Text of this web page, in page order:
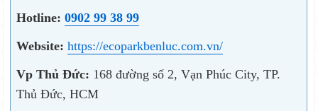
Hotline:0902 99 38 99
Website:https://ecoparkbenluc.com.vn/
Vp Thủ Đức: 168 đường số 2, Vạn Phúc City, TP.
Thủ Đức, HCM